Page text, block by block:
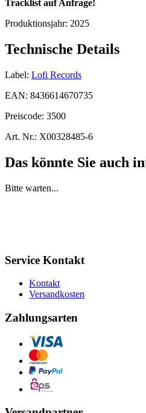
Tracklist auf Anfrage!
Produktionsjahr: 2025
Technische Details
Label: Lofi Records
EAN: 8436614670735
Preiscode: 3500
Art. Nr.: X00328485-6
Das könnte Sie auch
Bitte warten...
Service Kontakt
Kontakt
Versandkosten
Zahlungsarten